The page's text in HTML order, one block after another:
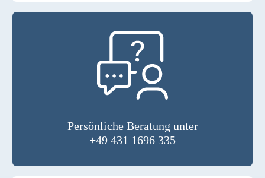
Persönliche Beratung unter
+49 431 1696 335